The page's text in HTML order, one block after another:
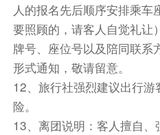
人的报名先后顺序安排乘
要照顾的，请客人自觉礼让
牌号、座位号以及陪同联系
形式通知，敬请留意。
12、旅行社强烈建议出行
险。
13、离团说明：客人擅自